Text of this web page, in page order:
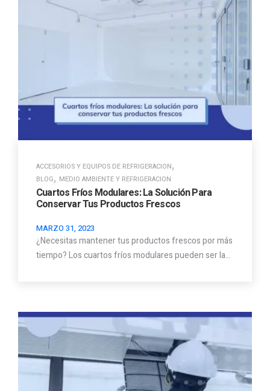
ACCESORIOS Y EQUIPOS DE REFRIGERACION,
BLOG, MEDIO AMBIENTE Y REFRIGERACION
Cuartos Fríos Modulares: La Solución Para
Conservar Tus Productos Frescos
MARZO 31, 2023
¿Necesitas mantener tus productos frescos por más
tiempo? Los cuartos fríos modulares pueden ser la…